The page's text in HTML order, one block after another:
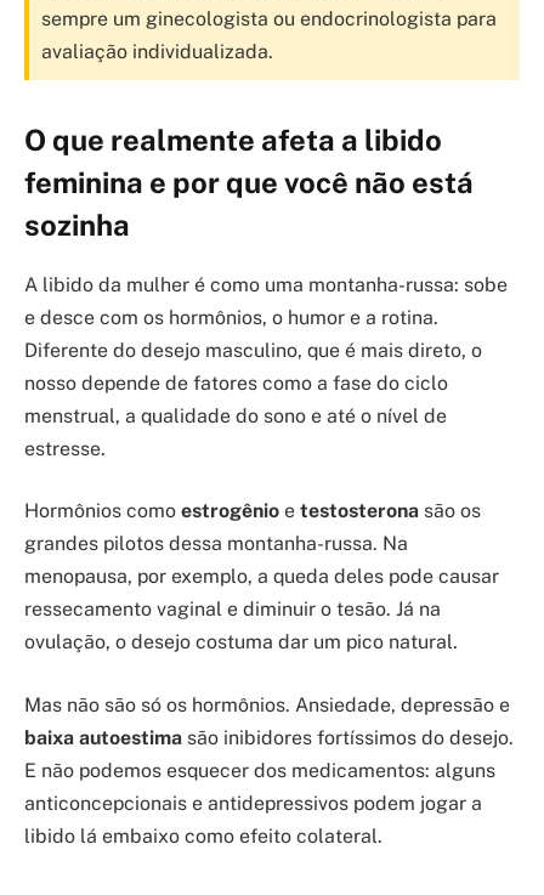
sempre um ginecologista ou endocrinologista para
avaliação individualizada.
O que realmente afeta a libido
feminina e por que você não está
sozinha
A libido da mulher é como uma montanha-russa: sobe
e desce com os hormônios, o humor e a rotina.
Diferente do desejo masculino, que é mais direto, o
nosso depende de fatores como a fase do ciclo
menstrual, a qualidade do sono e até o nível de
estresse.
Hormônios como estrogênio e testosterona são os
grandes pilotos dessa montanha-russa. Na
menopausa, por exemplo, a queda deles pode causar
ressecamento vaginal e diminuir o tesão. Já na
ovulação, o desejo costuma dar um pico natural.
Mas não são só os hormônios. Ansiedade, depressão e
baixa autoestima são inibidores fortíssimos do desejo.
E não podemos esquecer dos medicamentos: alguns
anticoncepcionais e antidepressivos podem jogar a
libido lá embaixo como efeito colateral.